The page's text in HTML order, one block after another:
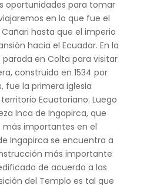
oportunidades para tomar
en lo que fue el
hasta que el imperio
hacia el Ecuador. En la
en Colta para visitar
construida en 1534 por
fue la primera iglesia
Ecuatoriano. Luego
Inca de Ingapirca, que
más importantes en el
Ingapirca se encuentra a
más importante
de acuerdo a las
del Templo es tal que